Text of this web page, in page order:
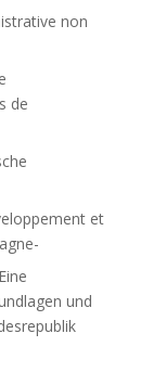
non
de
et
und